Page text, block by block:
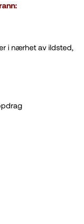
i nærhet av ildsted,